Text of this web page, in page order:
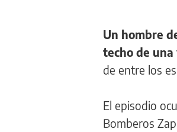
Un hombre
techo de
de entre los
El episodio
Bomberos